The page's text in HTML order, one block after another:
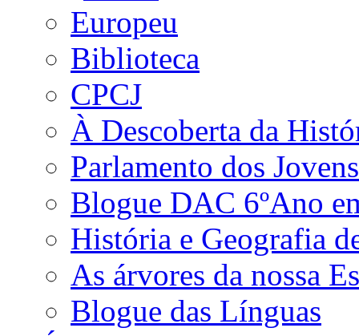
Biblioteca
CPCJ
À Descoberta da
Parlamento dos Jovens
Blogue DAC 6ºAno
História e Geografia
As árvores da nossa
Blogue das Línguas